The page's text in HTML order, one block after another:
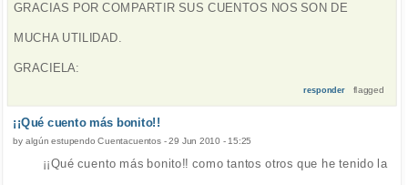
GRACIAS POR COMPARTIR SUS CUENTOS NOS SON DE
MUCHA UTILIDAD.
GRACIELA:
responder flagged
¡¡Qué cuento más bonito!!
by algún estupendo Cuentacuentos-29 Jun 2010 - 15:25
¡¡Qué cuento más bonito!! como tantos otros que he tenido la